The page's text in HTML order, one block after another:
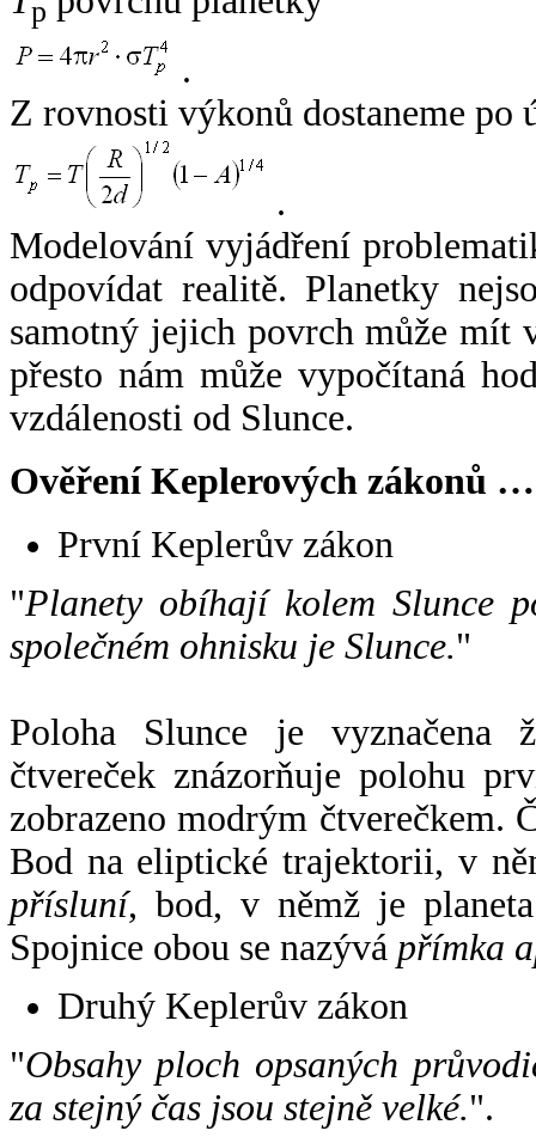
p
.
Z rovnosti výkonů dostaneme po
.
Modelování vyjádření
odpovídat realitě. Planetky
samotný jejich povrch může mít
přesto nám může vypočítaná
vzdálenosti od Slunce.
Ověření Keplerových zákonů …
První Keplerův zákon
"Planety obíhají kolem Slunce
společném ohnisku je Slunce."
Poloha Slunce je vyznačena
čtvereček znázorňuje polohu
zobrazeno modrým čtverečkem.
Bod na eliptické trajektorii, v
přísluní, bod, v němž je
Spojnice obou se nazývá přímka
Druhý Keplerův zákon
"Obsahy ploch opsaných
za stejný čas jsou stejně velké.".